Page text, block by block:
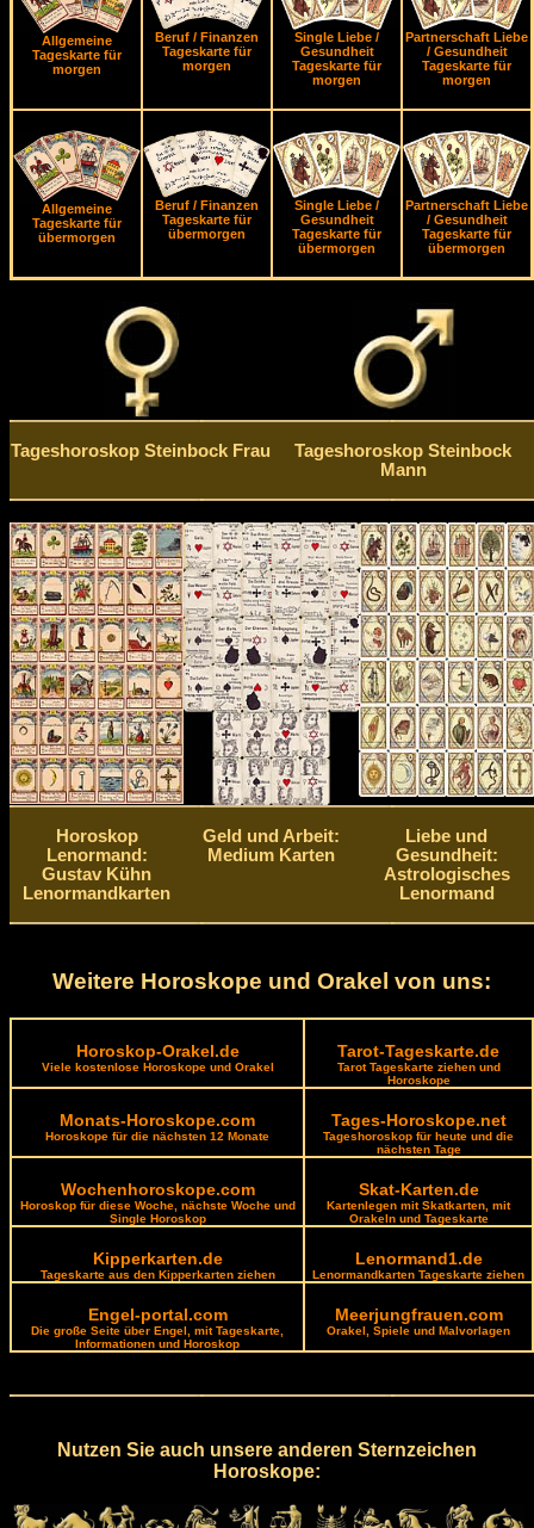
Allgemeine
Tageskarte für
morgen
Beruf / Finanzen
Tageskarte für
morgen
Single Liebe /
Gesundheit
Tageskarte für
morgen
Partnerschaft Liebe
/ Gesundheit
Tageskarte für
morgen
Allgemeine
Tageskarte für
übermorgen
Beruf / Finanzen
Tageskarte für
übermorgen
Single Liebe /
Gesundheit
Tageskarte für
übermorgen
Partnerschaft Liebe
/ Gesundheit
Tageskarte für
übermorgen
Tageshoroskop Steinbock Frau
Tageshoroskop Steinbock
Mann
Horoskop
Lenormand:
Gustav Kühn
Lenormandkarten
Geld und Arbeit:
Medium Karten
Liebe und
Gesundheit:
Astrologisches
Lenormand
Weitere Horoskope und Orakel von uns:
Horoskop-Orakel.de
Viele kostenlose Horoskope und Orakel
Tarot-Tageskarte.de
Tarot Tageskarte ziehen und
Horoskope
Monats-Horoskope.com
Horoskope für die nächsten 12 Monate
Tages-Horoskope.net
Tageshoroskop für heute und die
nächsten Tage
Wochenhoroskope.com
Horoskop für diese Woche, nächste Woche und
Single Horoskop
Skat-Karten.de
Kartenlegen mit Skatkarten, mit
Orakeln und Tageskarte
Kipperkarten.de
Tageskarte aus den Kipperkarten ziehen
Lenormand1.de
Lenormandkarten Tageskarte ziehen
Engel-portal.com
Die große Seite über Engel, mit Tageskarte,
Informationen und Horoskop
Meerjungfrauen.com
Orakel, Spiele und Malvorlagen
Nutzen Sie auch unsere anderen Sternzeichen
Horoskope: